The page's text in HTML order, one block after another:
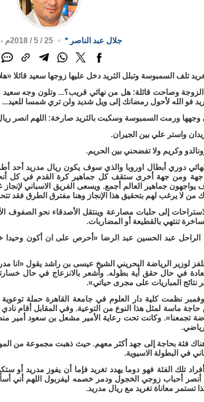
جلال عبد الناصر * 25 / 5 / 2018م - 6:42 م
تلف السمبوسة وتبلل الثريد دخل عليها زوجها سعيد قائلا
وصاحت قائلة: هل من نهائي قريب؟... وتلون وجه سعيد
فو الله لأحول رمضانك إلى ويل شديد ولن تري شمسا للعيد...
ورمت السمبوسة وسكبت بالثريد صارخة: اللهم انصر
واستر علي بين الجيران.
وكريم ولا تفضحني بين الحريم.
دوري أبطال اوروبا والذي سوف يكون ريال مدريد أحد
جهة ومن جهة أخرى ستقف كل جماهير كرة القدم في كل
جماهير العالم أجمع. ويسعى الفريق الاسباني
من لا يرغب لهم بتحقيق هذا الإنجاز وهنا مفترق الطرق فقد
إلى حلبات مصارعة وينتقل الأصدقاء نحو الصفوف
تنتهي بالقطيعة أو المضاربات.
الراحل عبد الحسين عبد الرضا «أحرص على ان أكون وحيدا
لوزير الرياضة البحريني الشيخ عيسى بن راشد يقول «انا
في حال حقق أية بطوله. وأشعر بالانزعاج في حال
نتائج المباريات على مجرى حياتي».
نظمت كلية دار العلوم في جامعة القاهرة حملة
تجمعنا». وكانت تحت رعاية الأمير مشعل بن سعود أمير
فئة بحاجة إلى جهد أكثر معهم. حيث ذهبت مجموعة من
في البطولة الاسيوية.
تلك الفئة فهو دوما يهدد تغريد فإما أن يفوز مدريد
أنصر أحباب زوجي الخجول ودمر خصمه ليفربول اللهم أني
تستمر معاناة تغريد مع ريال مدريد.